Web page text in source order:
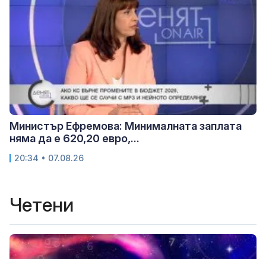
Министър Ефремова: Минималната заплата
няма да е 620,20 евро,...
20:34 • 07.08.26
Четени